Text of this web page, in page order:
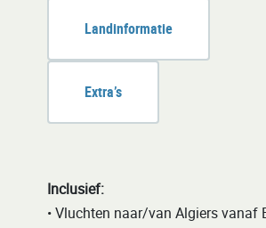
Landinformatie
Extra’s
Inclusief:
• Vluchten naar/van Algiers vanaf